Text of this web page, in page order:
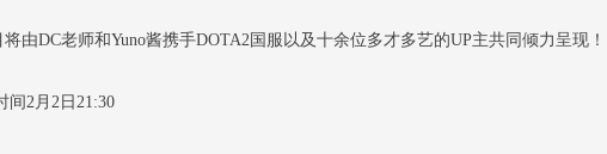
由DC老师和Yuno酱携手DOTA2国服以及十余位多才多艺的UP主共同倾力呈现！
间2月2日21:30